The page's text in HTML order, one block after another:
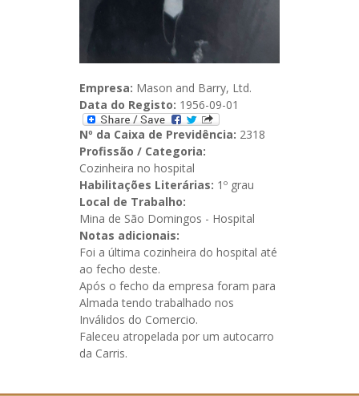
Empresa: Mason and Barry, Ltd.
Data do Registo: 1956-09-01
Nº da Caixa de Previdência: 2318
Profissão / Categoria:
Cozinheira no hospital
Habilitações Literárias: 1º grau
Local de Trabalho:
Mina de São Domingos - Hospital
Notas adicionais:
Foi a última cozinheira do hospital até
ao fecho deste.
Após o fecho da empresa foram para
Almada tendo trabalhado nos
Inválidos do Comercio.
Faleceu atropelada por um autocarro
da Carris.